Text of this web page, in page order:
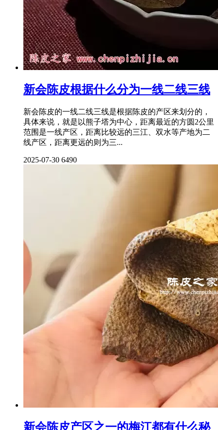
新会陈皮根据什么分为一线二线三线
新会陈皮的一线二线三线是根据陈皮的产区来划分的，
具体来说，就是以熊子塔为中心，距离最近的方圆2公里
范围是一线产区，距离比较远的三江、双水等产地为二
线产区，距离更远的则为三...
2025-07-30 6490
新会陈皮产区之一的梅江都有什么秘